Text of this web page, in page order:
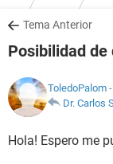
SALUD
NUTRICIÓN
BIENESTAR
Tema Anterior
Posibilidad de
ToledoPalom
Dr. Carlos
Hola! Espero me